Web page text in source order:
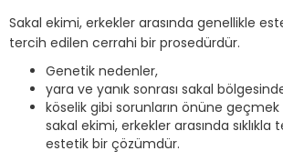
Sakal ekimi, erkekler arasında genellikle
tercih edilen cerrahi bir prosedürdür.
Genetik nedenler,
yara ve yanık sonrası sakal
köselik gibi sorunların önüne
sakal ekimi, erkekler arasında sıklıkla
estetik bir çözümdür.